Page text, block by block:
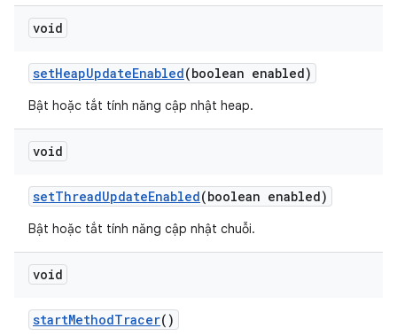
void
setHeapUpdateEnabled(boolean enabled)
Bật hoặc tắt tính năng cập nhật heap.
void
setThreadUpdateEnabled(boolean enabled)
Bật hoặc tắt tính năng cập nhật chuỗi.
void
startMethodTracer()